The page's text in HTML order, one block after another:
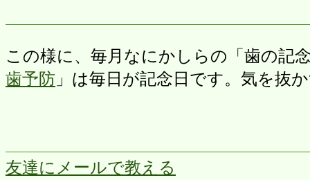
この様に、毎月なにかしらの「歯の記
歯予防 」は毎日が記念日です。気を抜
友達にメールで教える